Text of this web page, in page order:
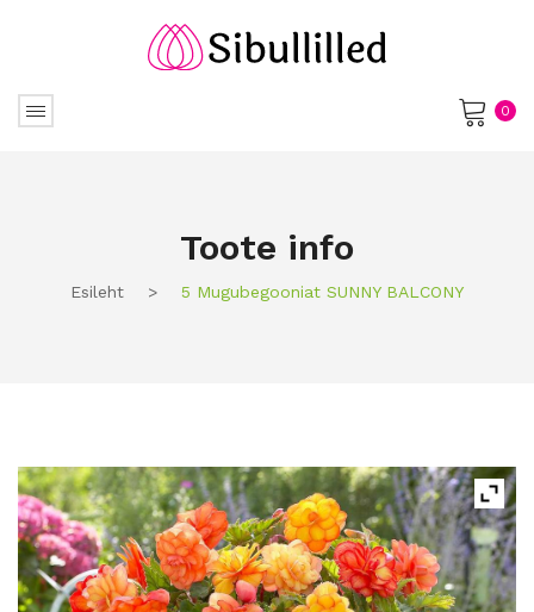
0
Toote info
Esileht > 5 Mugubegooniat SUNNY BALCONY